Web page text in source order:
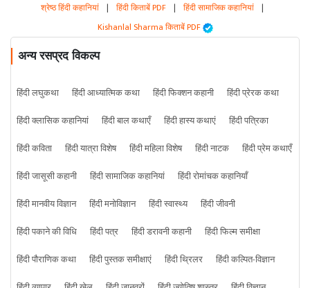
श्रेष्ठ हिंदी कहानियां | हिंदी किताबें PDF | हिंदी सामाजिक कहानियां |
Kishanlal Sharma किताबें PDF
अन्य रसप्रद विकल्प
हिंदी लघुकथा हिंदी आध्यात्मिक कथा हिंदी फिक्शन कहानी
हिंदी प्रेरक कथा
हिंदी क्लासिक कहानियां
हिंदी बाल कथाएँ हिंदी हास्य कथाएं
हिंदी पत्रिका
हिंदी कविता
हिंदी यात्रा विशेष हिंदी महिला विशेष हिंदी नाटक
हिंदी प्रेम कथाएँ
हिंदी जासूसी कहानी
हिंदी सामाजिक कहानियां
हिंदी रोमांचक कहानियाँ
हिंदी मानवीय विज्ञान
हिंदी मनोविज्ञान हिंदी स्वास्थ्य
हिंदी जीवनी
हिंदी पकाने की विधि
हिंदी पत्र हिंदी डरावनी कहानी
हिंदी फिल्म समीक्षा
हिंदी पौराणिक कथा
हिंदी पुस्तक समीक्षाएं हिंदी थ्रिलर
हिंदी कल्पित-विज्ञान